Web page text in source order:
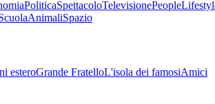
PoliticaSpettacoloTelevisionePeople
AnimaliSpazio
esteroGrande FratelloL'isola dei famosiAmici